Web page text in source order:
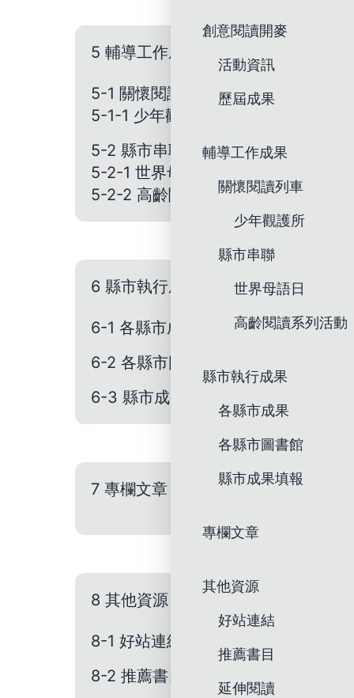
創意閱讀開麥
活動資訊
歷屆成果
輔導工作成果
關懷閱讀列車
少年觀護所
縣市串聯
世界母語日
高齡閱讀系列活動
縣市執行成果
各縣市成果
各縣市圖書館
縣市成果填報
專欄文章
其他資源
好站連結
推薦書目
延伸閱讀
5 輔導工作成果
5-1 關懷閱讀列車
5-1-1 少年觀護所
5-2 縣市串聯
5-2-1 世界母語日
5-2-2 高齡閱讀系列活動
6 縣市執行成果
6-1 各縣市成果
6-2 各縣市圖書館
6-3 縣市成果填報
7 專欄文章
8 其他資源
8-1 好站連結
8-2 推薦書目